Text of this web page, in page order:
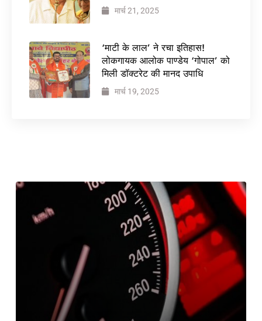
मार्च 21, 2025
‘माटी के लाल’ ने रचा इतिहास!
लोकगायक आलोक पाण्डेय ‘गोपाल’ को
मिली डॉक्टरेट की मानद उपाधि
मार्च 19, 2025